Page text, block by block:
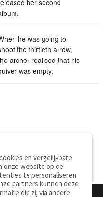
her second
he was going to
the thirtieth arrow,
archer realised that his
was empty.
en vergelijkbare
onze website op de
te personaliseren
partners kunnen deze
die zij via andere